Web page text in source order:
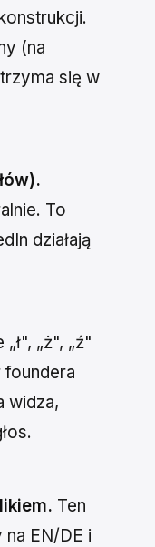
(na
się w
To
działają
„ł", „ż", „ź"
widza,
Ten
na EN/DE i